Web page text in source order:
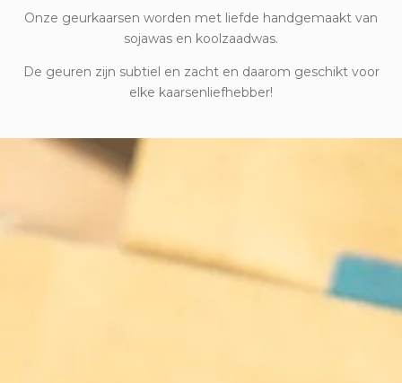
Onze geurkaarsen worden met liefde handgemaakt van
sojawas en koolzaadwas.
De geuren zijn subtiel en zacht en daarom geschikt voor
elke kaarsenliefhebber!